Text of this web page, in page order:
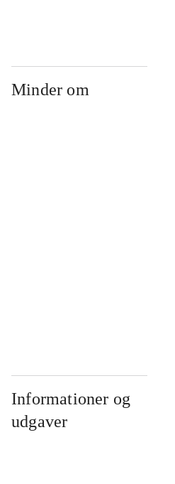
Minder om
Informationer og
udgaver